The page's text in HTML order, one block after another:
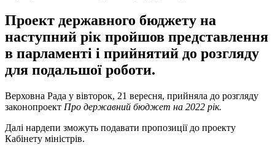
Проект державного бюджету на
наступний рік пройшов представлення
в парламенті і прийнятий до розгляду
для подальшої роботи.
Верховна Рада у вівторок, 21 вересня, прийняла до розгляду
законопроект Про державний бюджет на 2022 рік.
Далі нардепи зможуть подавати пропозиції до проекту
Кабінету міністрів.